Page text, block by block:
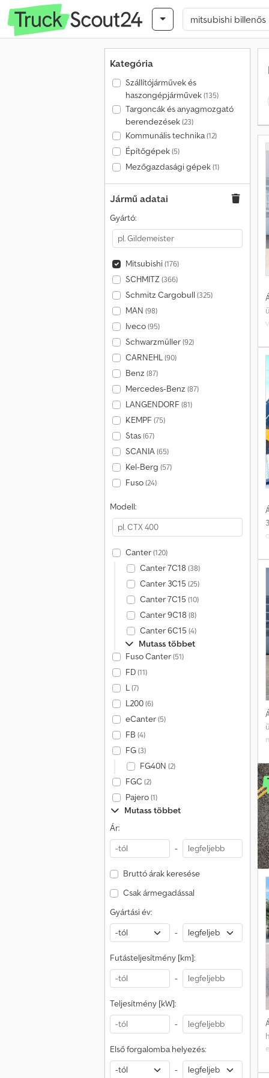
Kategória
Szállítójárművek és
haszongépjárművek(135)
Targoncák és anyagmozgató
berendezések(23)
Kommunális technika(12)
Építőgépek(5)
Mezőgazdasági gépek(1)
Jármű adatai
Gyártó:
Mitsubishi(176)
SCHMITZ(366)
Schmitz Cargobull (325)
MAN (98)
Iveco(95)
Schwarzmüller(92)
CARNEHL(90)
Benz (87)
Mercedes-Benz (87)
LANGENDORF (81)
KEMPF (75)
Stas(67)
SCANIA(65)
Kel-Berg (57)
Fuso(24)
Modell:
Canter(120)
Canter 7C18 (38)
Canter 3C15 (25)
Canter 7C15 (10)
Canter 9C18 (8)
Canter 6C15 (4)
Mutass többet
Fuso Canter(51)
FD(11)
L(7)
L200(6)
eCanter(5)
FB (4)
FG(3)
FG40N (2)
FGC (2)
Pajero(1)
Mutass többet
Ár:
-
Bruttó árak keresése
Csak ármegadással
Gyártási év:
-
Futásteljesítmény [km]:
-
Teljesítmény [kW]:
-
Első forgalomba helyezés:
-